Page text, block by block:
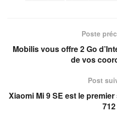
Poste
Mobilis vous offre 2 Go
de vos
Post
Xiaomi Mi 9 SE est le
712